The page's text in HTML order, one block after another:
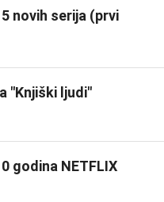
novih serija (prvi
"Knjiški ljudi"
godina NETFLIX